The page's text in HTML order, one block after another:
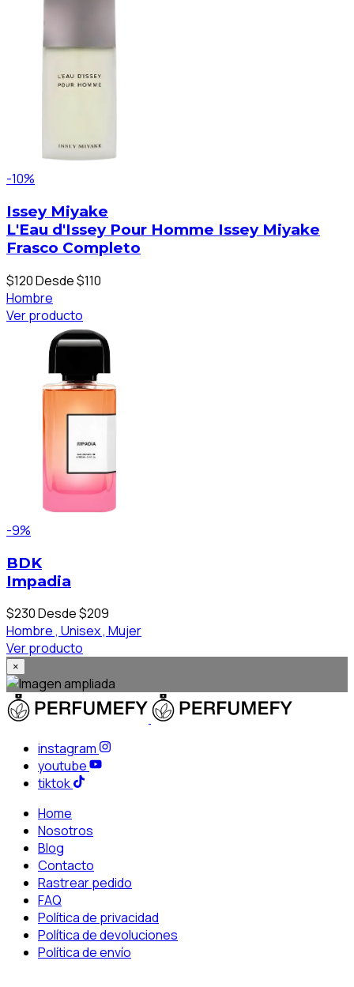
-10%
Issey Miyake
L'Eau d'Issey Pour Homme Issey Miyake
Frasco Completo
$120Desde $110
Hombre
Ver producto
-9%
BDK
Impadia
$230Desde $209
Hombre , Unisex , Mujer
Ver producto
×
instagram
youtube
tiktok
Home
Nosotros
Blog
Contacto
Rastrear pedido
FAQ
Política de privacidad
Política de devoluciones
Política de envío